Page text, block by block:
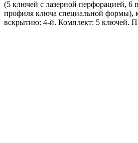
(5 ключей с лазерной перфорацией, 6
профиля ключа специальной формы),
вскрытию: 4-й. Комплект: 5 ключей.